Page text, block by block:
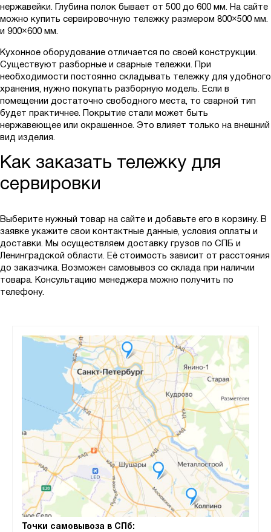
Точки самовывоза в СПб:
нержавейки. Глубина полок бывает от 500 до 600 мм. На сайте
можно купить сервировочную тележку размером 800×500 мм.
и 900×600 мм.
Кухонное оборудование отличается по своей конструкции.
Существуют разборные и сварные тележки. При
необходимости постоянно складывать тележку для удобного
хранения, нужно покупать разборную модель. Если в
помещении достаточно свободного места, то сварной тип
будет практичнее. Покрытие стали может быть
нержавеющее или окрашенное. Это влияет только на внешний
вид изделия.
Как заказать тележку для
сервировки
Выберите нужный товар на сайте и добавьте его в корзину. В
заявке укажите свои контактные данные, условия оплаты и
доставки. Мы осуществляем доставку грузов по СПБ и
Ленинградской области. Её стоимость зависит от расстояния
до заказчика. Возможен самовывоз со склада при наличии
товара. Консультацию менеджера можно получить по
телефону.